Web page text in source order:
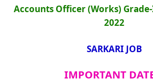
Accounts Officer (Works)
2022
SARKARI JOB
IMPORTANT